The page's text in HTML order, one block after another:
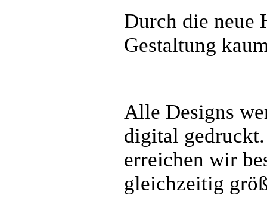
Durch die neue
Gestaltung
Alle Designs
digital
erreichen wir
gleichzeitig